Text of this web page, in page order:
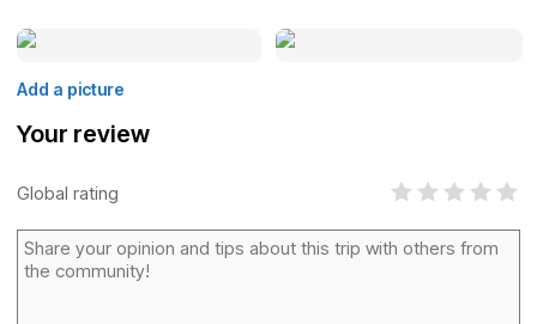
Add a picture
Your review
Global rating